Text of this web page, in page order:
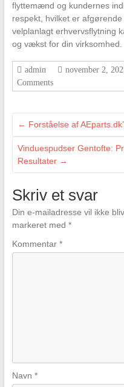
flyttemænd og kundernes
respekt, hvilket er
velplanlagt erhvervsflytning
og vækst for din virksomhed.
admin november 2,
Comments
← Forståelse af
Vinduespudser Gentofte:
Resultater →
Skriv et svar
Din e-mailadresse vil ikke
markeret med *
Kommentar *
Navn *